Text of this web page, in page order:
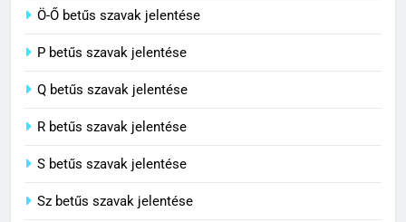
8
Centenárium jelentése
Ö-Ő betűs szavak jelentése
P betűs szavak jelentése
Q betűs szavak jelentése
R betűs szavak jelentése
S betűs szavak jelentése
Sz betűs szavak jelentése